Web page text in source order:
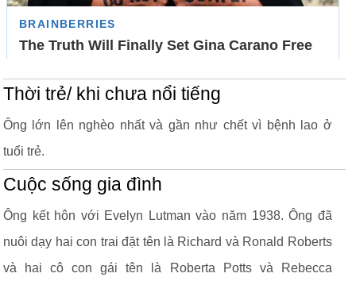
Thời trẻ/ khi chưa nổi tiếng
Ông lớn lên nghèo nhất và gần như chết vì bệnh lao ở
tuổi trẻ.
Cuộc sống gia đình
Ông kết hôn với Evelyn Lutman vào năm 1938. Ông đã
nuôi dạy hai con trai đặt tên là Richard và Ronald Roberts
và hai cô con gái tên là Roberta Potts và Rebecca